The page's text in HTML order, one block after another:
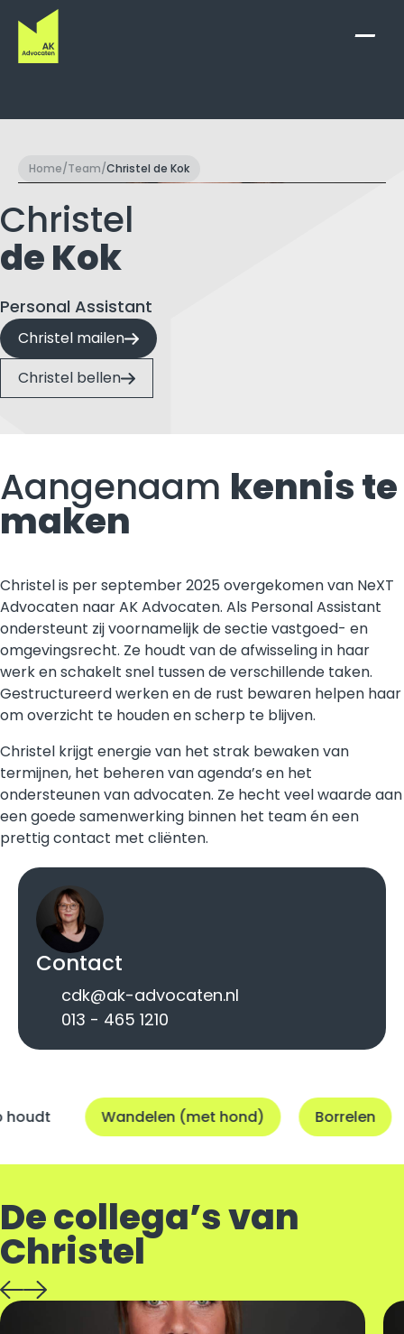
Home/Team/Christel de Kok
Christel
de Kok
Personal Assistant
Christel mailen
Christel bellen
Aangenaam kennis te
maken
Christel is per september 2025 overgekomen van NeXT
Advocaten naar AK Advocaten. Als Personal Assistant
ondersteunt zij voornamelijk de sectie vastgoed- en
omgevingsrecht. Ze houdt van de afwisseling in haar
werk en schakelt snel tussen de verschillende taken.
Gestructureerd werken en de rust bewaren helpen haar
om overzicht te houden en scherp te blijven.
Christel krijgt energie van het strak bewaken van
termijnen, het beheren van agenda’s en het
ondersteunen van advocaten. Ze hecht veel waarde aan
een goede samenwerking binnen het team én een
prettig contact met cliënten.
Contact
cdk@ak-advocaten.nl
013 - 465 1210
Wandelen (met hond) Borrelen
De collega’s van
Christel